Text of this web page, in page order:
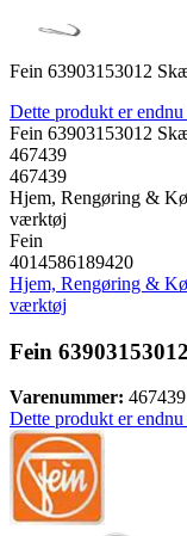
Fein 63903153012
Dette produkt er
Fein 63903153012
467439
467439
Hjem, Rengøring &
værktøj
Fein
4014586189420
Hjem, Rengøring &
værktøj
Fein
Varenummer: 467439
Dette produkt er